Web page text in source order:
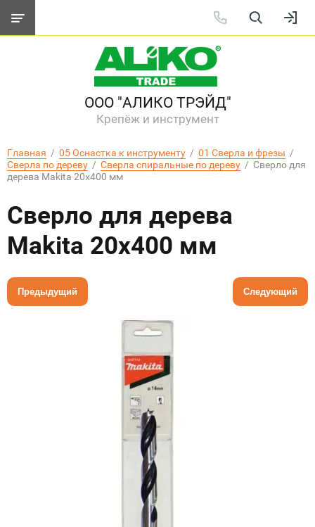
ООО "АЛИКО ТРЭЙД"
Крепёж и инструмент
Главная
  /
05 Оснастка к инструменту
  /
01 Сверла и фрезы
Сверла по дереву
  /
Сверла спиральные по дереву
  /  Сверло для
дерева Makita 20x400 мм
Сверло для дерева
Makita 20x400 мм
Предыдущий Следующий